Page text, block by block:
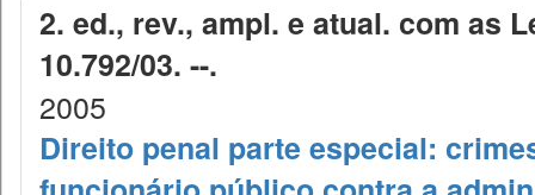
2. ed., rev., ampl. e atual. com as
10.792/03. --.
2005
Direito penal parte especial: